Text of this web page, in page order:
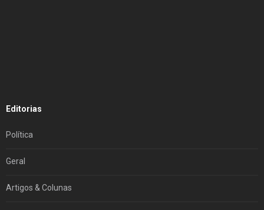
Editorias
Política
Geral
Artigos & Colunas